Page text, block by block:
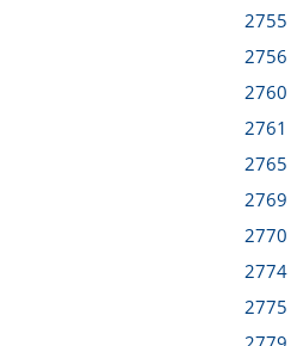
2755
2756
2760
2761
2765
2769
2770
2774
2775